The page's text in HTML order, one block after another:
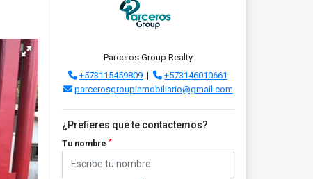
Parceros Group Realty
+573115459809 |
+573146010661
parcerosgroupinmobiliario@gmail.com
¿Prefieres que te contactemos?
Tu nombre *